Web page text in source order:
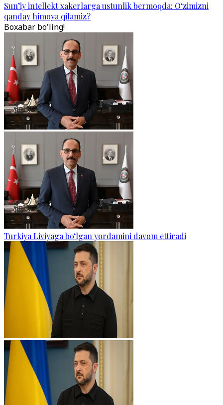
Sun’iy intellekt xakerlarga ustunlik bermoqda: O‘zimizni
qanday himoya qilamiz?
Boxabar bo'ling!
Turkiya Liviyaga bo‘lgan yordamini davom ettiradi